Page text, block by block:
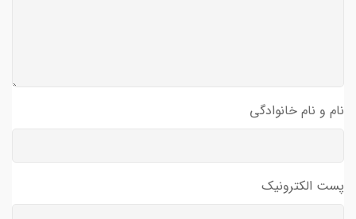
نام و نام خانوادگی
پست الکترونیک